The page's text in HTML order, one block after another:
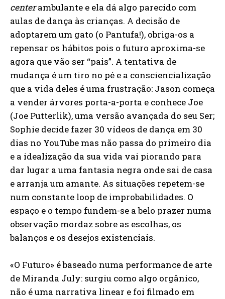
centerambulante e ela dá algo parecido com
aulas de dança às crianças. A decisão de
adoptarem um gato (o Pantufa!), obriga-os a
repensar os hábitos pois o futuro aproxima-se
agora que vão ser “pais”. A tentativa de
mudança é um tiro no pé e a consciencialização
que a vida deles é uma frustração: Jason começa
a vender árvores porta-a-porta e conhece Joe
(Joe Putterlik), uma versão avançada do seu Ser;
Sophie decide fazer 30 vídeos de dança em 30
dias no YouTube mas não passa do primeiro dia
e a idealização da sua vida vai piorando para
dar lugar a uma fantasia negra onde sai de casa
e arranja um amante. As situações repetem-se
num constante loop de improbabilidades. O
espaço e o tempo fundem-se a belo prazer numa
observação mordaz sobre as escolhas, os
balanços e os desejos existenciais.
«O Futuro» é baseado numa performance de arte
de Miranda July: surgiu como algo orgânico,
não é uma narrativa linear e foi filmado em